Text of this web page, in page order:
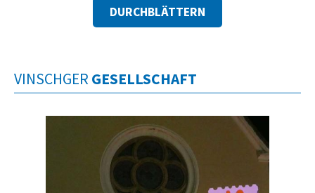
DURCHBLÄTTERN
VINSCHGER GESELLSCHAFT